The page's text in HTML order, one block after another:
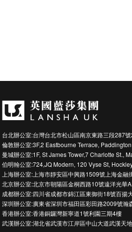
台北辦公室:台灣台北市松山區南京東路三段287
倫敦辦公室:3F,2 Eastbourne Terrace,
曼城辦公室:1F, St James Tower,7 Charlotte St.,
伯明翰公室:724,JQ Modern, 120 Vyse St,
上海辦公室:上海市靜安區中興路1509號上海金融
北京辦公室:北京市朝陽區金桐西路10號遠洋光華
成都辦公室:四川省成都市錦江區東御街18號百揚
深圳辦公室:廣東省深圳市福田區彩田路2009號瀚
香港辦公室:香港銅鑼灣新寧道1號利園三期4樓
武漢辦公室:湖北省武漢市江岸區中山大道武漢天